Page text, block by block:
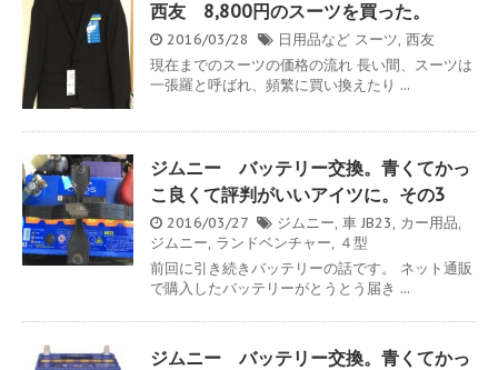
西友 8,800円のスーツを買った。
2016/03/28 日用品など スーツ, 西友
現在までのスーツの価格の流れ 長い間、スーツは
一張羅と呼ばれ、頻繁に買い換えたり ...
ジムニー バッテリー交換。青くてかっ
こ良くて評判がいいアイツに。その3
2016/03/27 ジムニー, 車 JB23, カー用品,
ジムニー, ランドベンチャー, ４型
前回に引き続きバッテリーの話です。 ネット通販
で購入したバッテリーがとうとう届き ...
ジムニー バッテリー交換。青くてかっ